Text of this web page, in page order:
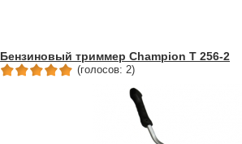
Бензиновый триммер Champion T 256-2
(голосов: 2)